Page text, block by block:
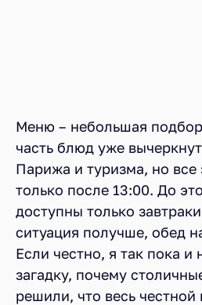
Меню – небольшая
часть блюд уже
Парижа и туризма, но все
только после 13:00. До
доступны только
ситуация получше, обед
Если честно, я так пока и
загадку, почему
решили, что весь честной